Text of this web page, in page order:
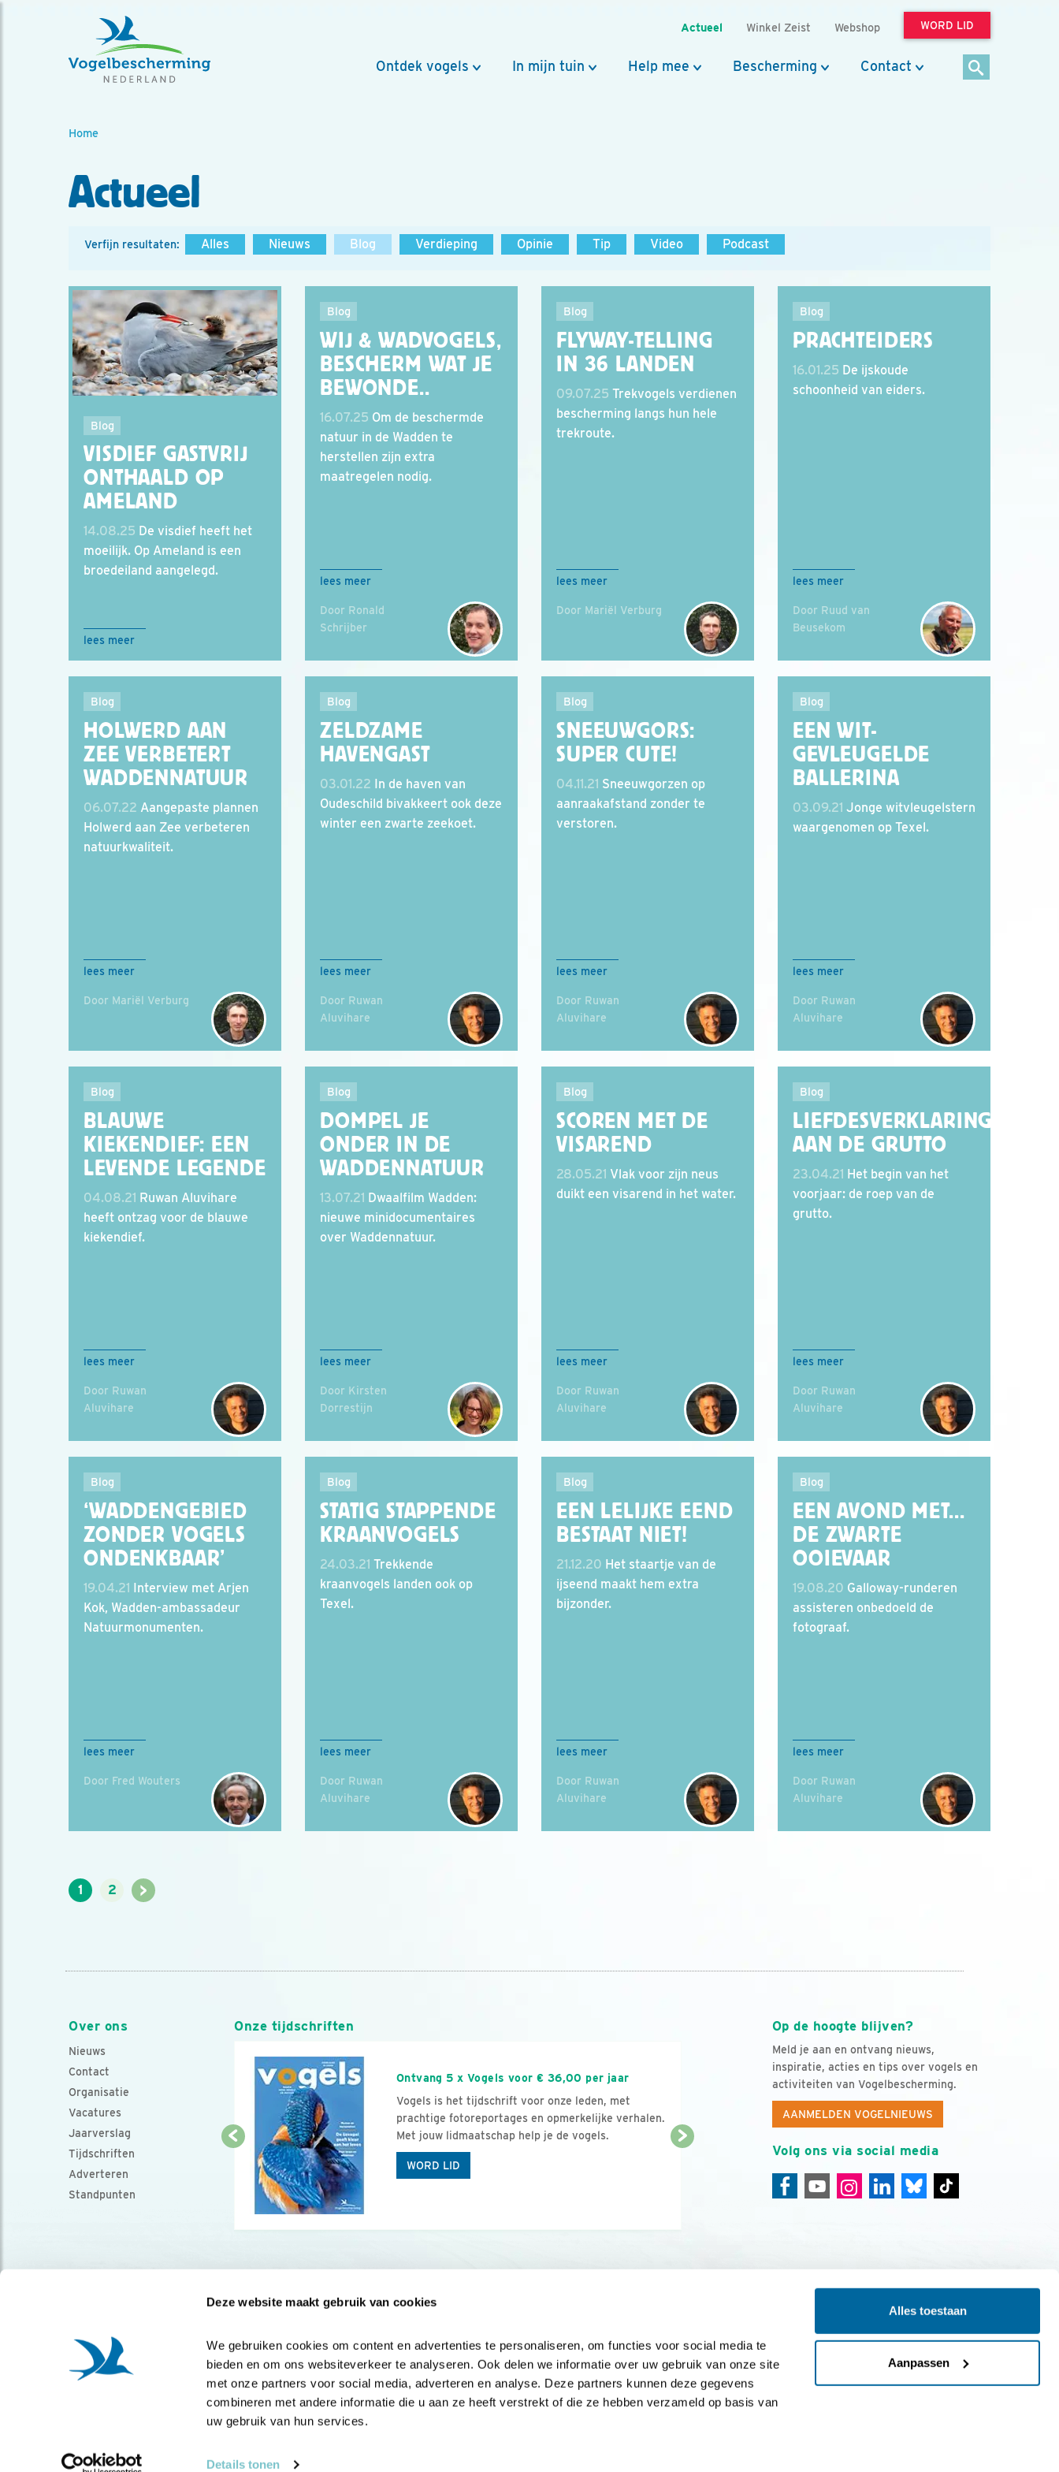
Deze website maakt gebruik van cookies
We gebruiken cookies om content en advertenties te personaliseren, om functies voor social media te
bieden en om ons websiteverkeer te analyseren. Ook delen we informatie over uw gebruik van onze site
met onze partners voor social media, adverteren en analyse. Deze partners kunnen deze gegevens
combineren met andere informatie die u aan ze heeft verstrekt of die ze hebben verzameld op basis van
uw gebruik van hun services.
Details tonen
Alles toestaan
Aanpassen
Actueel Winkel Zeist Webshop WORD LID
Ontdek vogels In mijn tuin Help mee Bescherming Contact
Home
Actueel
Verfijn resultaten: Alles Nieuws Blog Verdieping Opinie Tip Video Podcast
Blog
VISDIEF GASTVRIJ
ONTHAALD OP
AMELAND
14.08.25 De visdief heeft het
moeilijk. Op Ameland is een
broedeiland aangelegd.
lees meer
Blog
WIJ & WADVOGELS,
BESCHERM WAT JE
BEWONDE..
16.07.25 Om de beschermde
natuur in de Wadden te
herstellen zijn extra
maatregelen nodig.
lees meer
Door Ronald
Schrijber
Blog
FLYWAY-TELLING
IN 36 LANDEN
09.07.25 Trekvogels verdienen
bescherming langs hun hele
trekroute.
lees meer
Door Mariël Verburg
Blog
PRACHTEIDERS
16.01.25 De ijskoude
schoonheid van eiders.
lees meer
Door Ruud van
Beusekom
Blog
HOLWERD AAN
ZEE VERBETERT
WADDENNATUUR
06.07.22 Aangepaste plannen
Holwerd aan Zee verbeteren
natuurkwaliteit.
lees meer
Door Mariël Verburg
Blog
ZELDZAME
HAVENGAST
03.01.22 In de haven van
Oudeschild bivakkeert ook deze
winter een zwarte zeekoet.
lees meer
Door Ruwan
Aluvihare
Blog
SNEEUWGORS:
SUPER CUTE!
04.11.21 Sneeuwgorzen op
aanraakafstand zonder te
verstoren.
lees meer
Door Ruwan
Aluvihare
Blog
EEN WIT-
GEVLEUGELDE
BALLERINA
03.09.21 Jonge witvleugelstern
waargenomen op Texel.
lees meer
Door Ruwan
Aluvihare
Blog
BLAUWE
KIEKENDIEF: EEN
LEVENDE LEGENDE
04.08.21 Ruwan Aluvihare
heeft ontzag voor de blauwe
kiekendief.
lees meer
Door Ruwan
Aluvihare
Blog
DOMPEL JE
ONDER IN DE
WADDENNATUUR
13.07.21 Dwaalfilm Wadden:
nieuwe minidocumentaires
over Waddennatuur.
lees meer
Door Kirsten
Dorrestijn
Blog
SCOREN MET DE
VISAREND
28.05.21 Vlak voor zijn neus
duikt een visarend in het water.
lees meer
Door Ruwan
Aluvihare
Blog
LIEFDESVERKLARING
AAN DE GRUTTO
23.04.21 Het begin van het
voorjaar: de roep van de
grutto.
lees meer
Door Ruwan
Aluvihare
Blog
‘WADDENGEBIED
ZONDER VOGELS
ONDENKBAAR’
19.04.21 Interview met Arjen
Kok, Wadden-ambassadeur
Natuurmonumenten.
lees meer
Door Fred Wouters
Blog
STATIG STAPPENDE
KRAANVOGELS
24.03.21 Trekkende
kraanvogels landen ook op
Texel.
lees meer
Door Ruwan
Aluvihare
Blog
EEN LELIJKE EEND
BESTAAT NIET!
21.12.20 Het staartje van de
ijseend maakt hem extra
bijzonder.
lees meer
Door Ruwan
Aluvihare
Blog
EEN AVOND MET...
DE ZWARTE
OOIEVAAR
19.08.20 Galloway-runderen
assisteren onbedoeld de
fotograaf.
lees meer
Door Ruwan
Aluvihare
1 2 >
Over ons
Nieuws
Contact
Organisatie
Vacatures
Jaarverslag
Tijdschriften
Adverteren
Standpunten
Op de hoogte blijven?
Meld je aan en ontvang nieuws,
inspiratie, acties en tips over vogels en
activiteiten van Vogelbescherming.
AANMELDEN VOGELNIEUWS
Volg ons via social media
Onze tijdschriften
Ontvang 5 x Vogels voor € 36,00 per jaar
Vogels is het tijdschrift voor onze leden, met
prachtige fotoreportages en opmerkelijke verhalen.
Met jouw lidmaatschap help je de vogels.
WORD LID